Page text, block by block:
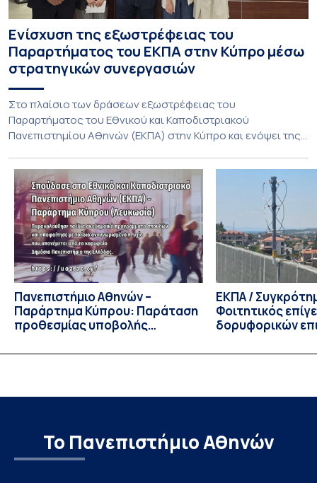
Ενίσχυση της εξωστρέφειας του
Παραρτήματος του ΕΚΠΑ στην Κύπρο μέσω
στρατηγικών συνεργασιών
Στο πλαίσιο των δράσεων εξωστρέφειας του
Παραρτήματος του Εθνικού και Καποδιστριακού
Πανεπιστημίου Αθηνών (ΕΚΠΑ) στην Κύπρο και ενόψει της
Τμήματος Οικονομικών Επιστημών και του Τμήματος
Διοίκησης Επιχειρήσεων και Οργανισμών τον Σεπτέμβριο
του 2026, ο Κοσμήτορας της Σχολής Οικονομικών και
Πολιτικών Επιστημών, Καθηγητής Νικόλαος Ηρειώτης, και ο
Πρόεδρος του Τμήματος […]
Πανεπιστήμιο Αθηνών –
Παράρτημα Κύπρου: Παράταση
προθεσμίας υποβολής
υποψηφίων
ΕΚΠΑ /
Φοιτητικός
δορυφορικών
Το Πανεπιστήμιο Αθηνών